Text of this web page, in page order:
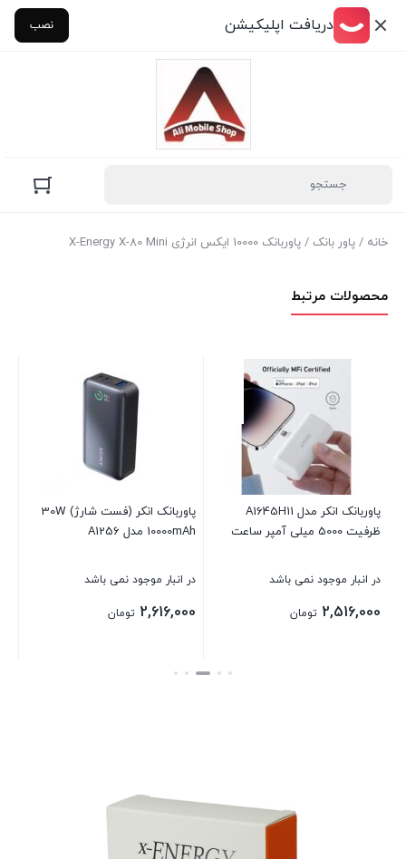
دریافت اپلیکیشن نصب
خانه / پاور بانک / پاوربانک 10000 ایکس انرژی X-Energy X-80 Mini
محصولات مرتبط
پاوربانک انکر مدل A1645H11
ظرفیت 5000 میلی آمپر ساعت
در انبار موجود نمی باشد
2,516,000 تومان
پاوربانک انکر (فست شارژ) 30W
10000mAh مدل A1256
در انبار موجود نمی باشد
2,616,000 تومان
بستن